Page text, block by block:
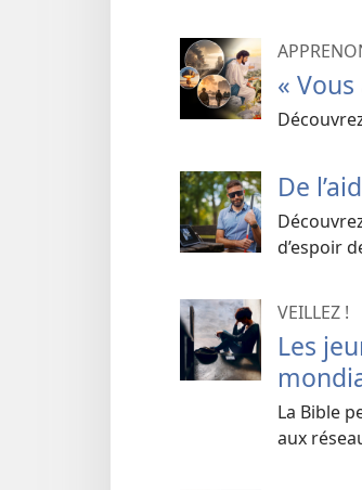
«
De
d’espoir
VEILLEZ !
Les
La Bible
aux